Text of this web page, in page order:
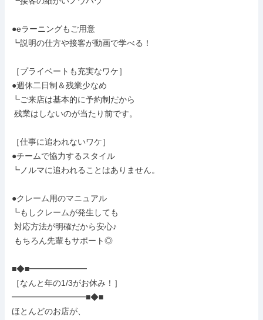
●eラーニングもご用意
┗説明の仕方や接客が動画で学べる！
［プライベートも充実なワケ］
●週休二日制＆残業少なめ
┗ご来店は基本的に予約制だから
［仕事に追われないワケ］
●チームで協力するスタイル
┗ノルマに追われることはありません。
●クレーム用のマニュアル
┗もしクレームが発生しても
■◆■━━━━━━━
［なんと年の1/3がお休み！］
━━━━━━━━━■◆■
ほとんどのお店が、